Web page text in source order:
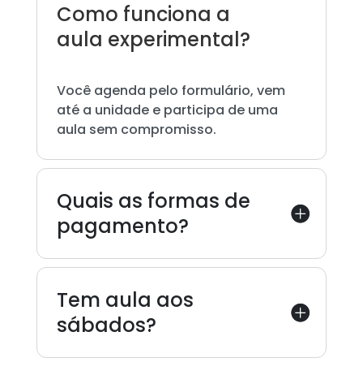
Como funciona a
aula experimental?
Você agenda pelo formulário, vem
até a unidade e participa de uma
aula sem compromisso.
Quais as formas de
pagamento?
Tem aula aos
sábados?